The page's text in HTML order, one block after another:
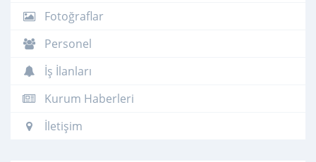
Fotoğraflar
Personel
İş İlanları
Kurum Haberleri
İletişim